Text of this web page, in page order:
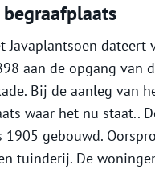
begraafplaats
Javaplantsoen dateert
aan de opgang van
Bij de aanleg van
waar het nu staat..
gebouwd.
tuinderij. De